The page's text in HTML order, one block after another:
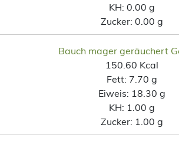
KH: 0.00 g
Zucker: 0.00 g
Bauch mager geräuchert
150.60 Kcal
Fett: 7.70 g
Eiweis: 18.30 g
KH: 1.00 g
Zucker: 1.00 g